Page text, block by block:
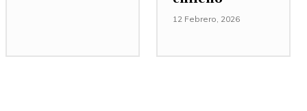
12 Febrero, 2026